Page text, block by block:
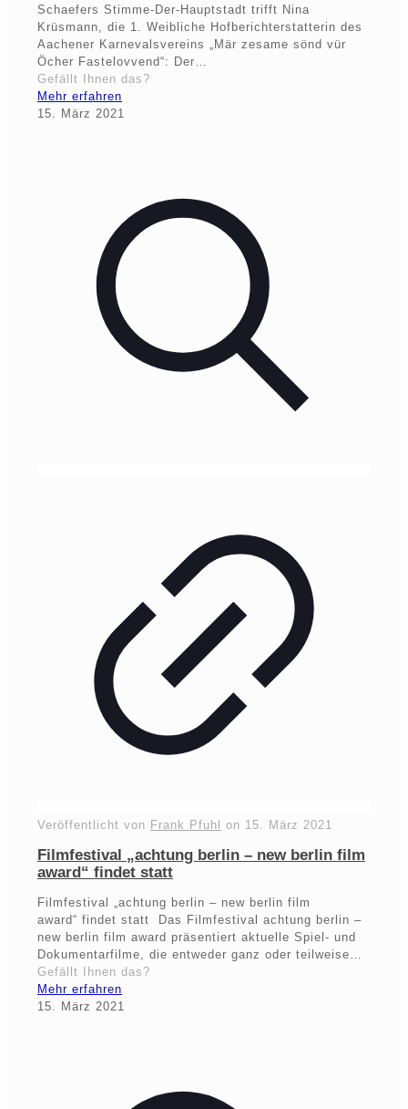
Schaefers Stimme-Der-Hauptstadt trifft Nina
Krüsmann, die 1. Weibliche Hofberichterstatterin des
Aachener Karnevalsvereins „Mär zesame sönd vür
Öcher Fastelovvend“: Der…
Gefällt Ihnen das?
Mehr erfahren
15. März 2021
Veröffentlicht von Frank Pfuhl on 15. März 2021
Filmfestival „achtung berlin – new berlin film
award“ findet statt
Filmfestival „achtung berlin – new berlin film
award“ findet statt Das Filmfestival achtung berlin –
new berlin film award präsentiert aktuelle Spiel- und
Dokumentarfilme, die entweder ganz oder teilweise…
Gefällt Ihnen das?
Mehr erfahren
15. März 2021